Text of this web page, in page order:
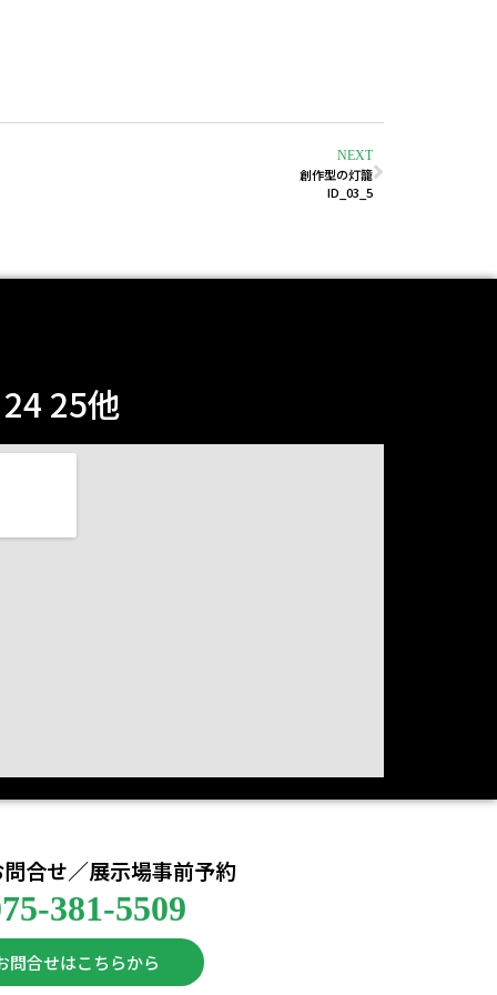
NEXT
創作型の灯籠
ID_03_5
25他
合せ／展示場事前予約
381-5509
問合せはこちらから